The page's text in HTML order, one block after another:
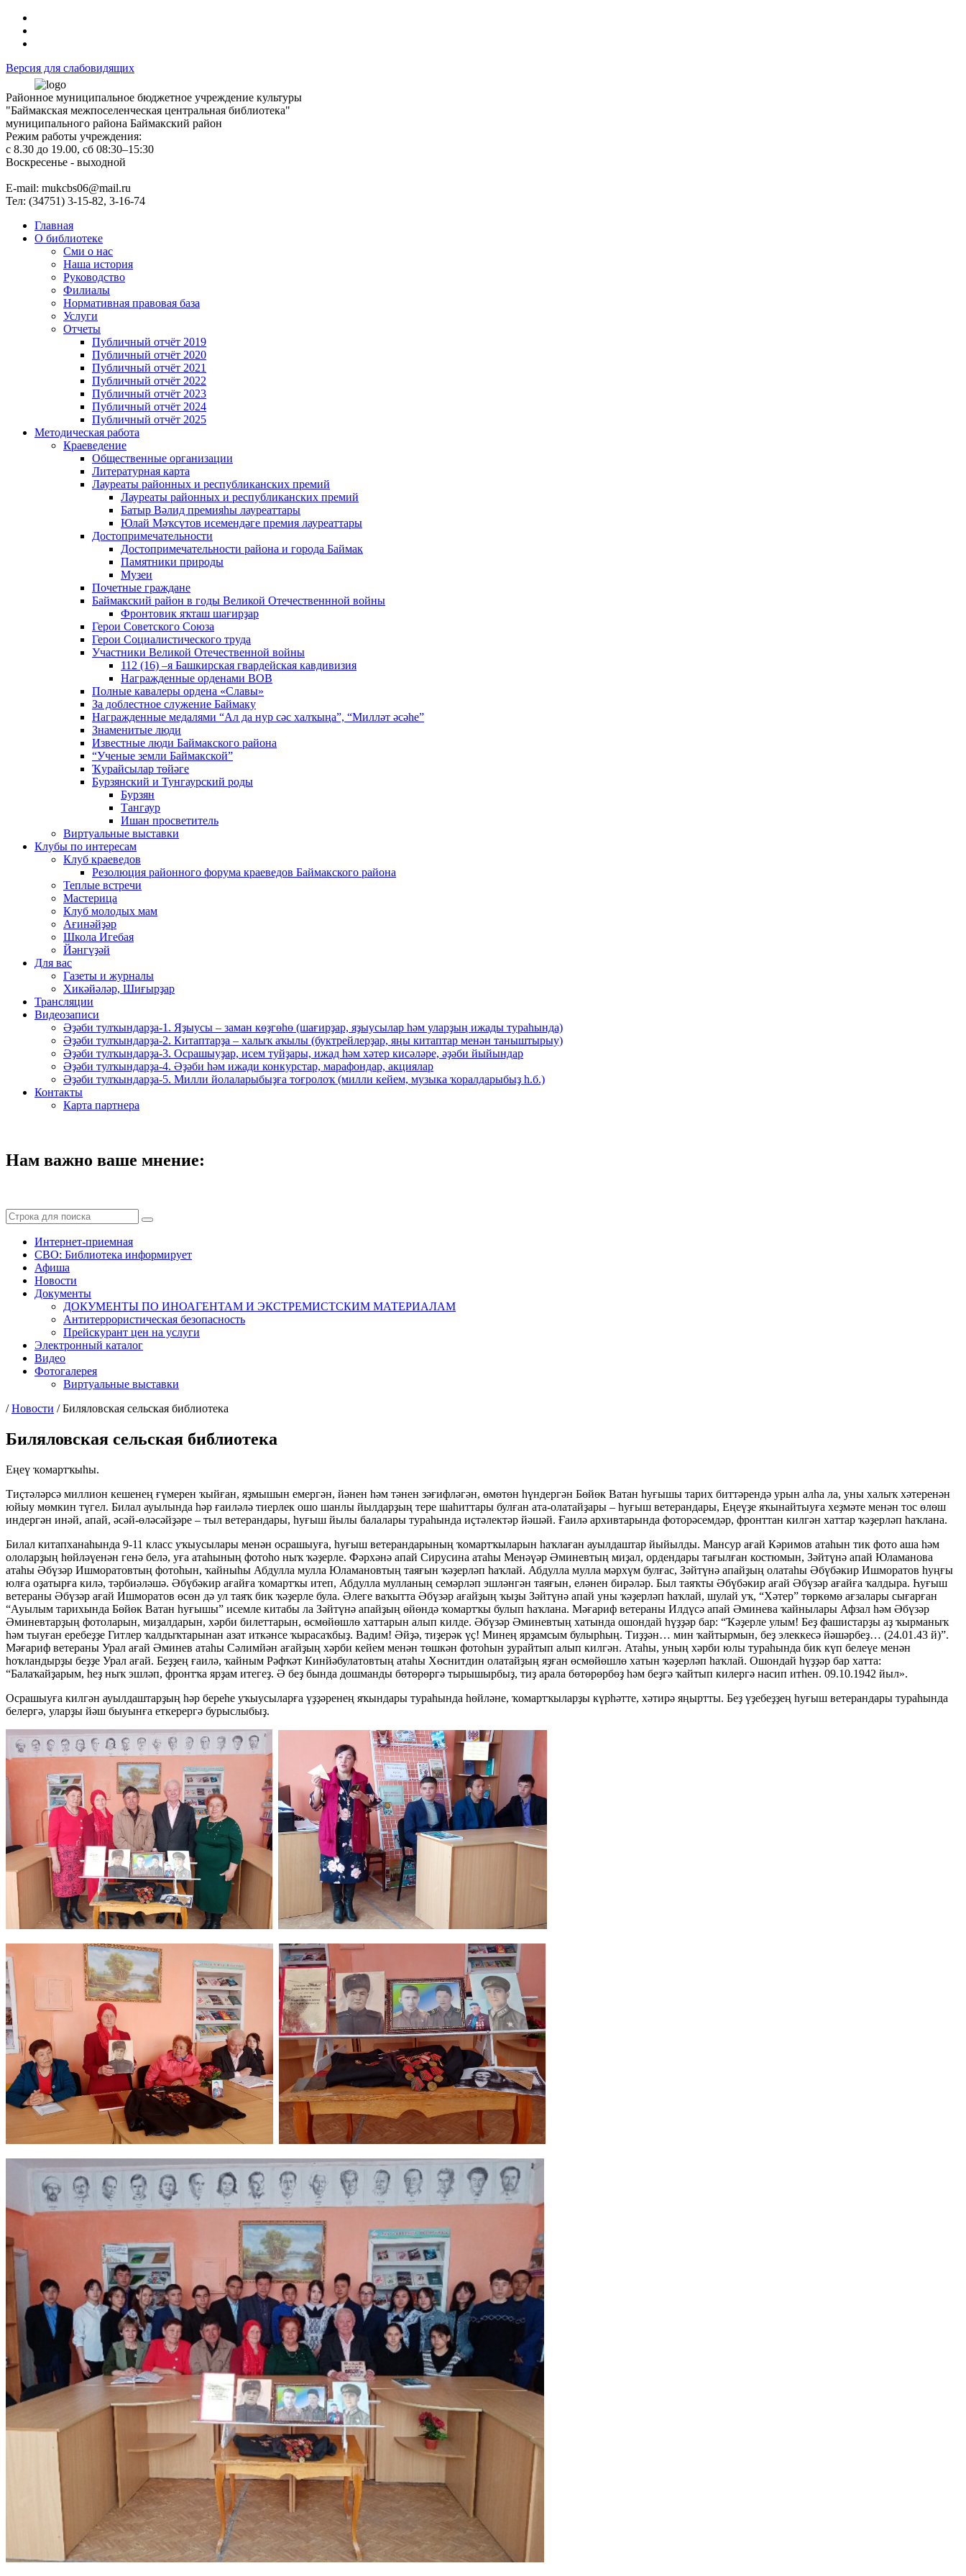
Версия для слабовидящих
Районное муниципальное бюджетное учреждение культуры
"Баймакская межпоселенческая центральная библиотека"
муниципального района Баймакский район
Режим работы учреждения:
с 8.30 до 19.00, сб 08:30–15:30
Воскресенье - выходной
Е-mail: mukcbs06@mail.ru
Тел: (34751) 3-15-82, 3-16-74
Главная
О библиотеке
Сми о нас
Наша история
Руководство
Филиалы
Нормативная правовая база
Услуги
Отчеты
Публичный отчёт 2019
Публичный отчёт 2020
Публичный отчёт 2021
Публичный отчёт 2022
Публичный отчёт 2023
Публичный отчёт 2024
Публичный отчёт 2025
Методическая работа
Краеведение
Общественные организации
Литературная карта
Лауреаты районных и республиканских премий
Лауреаты районных и республиканских премий
Батыр Вәлид премияһы лауреаттары
Юлай Мәҡсүтов исемендәге премия лауреаттары
Достопримечательности
Достопримечательности района и города Баймак
Памятники природы
Музеи
Почетные граждане
Баймакский район в годы Великой Отечественнной войны
Фронтовик яҡташ шағирҙар
Герои Советского Союза
Герои Социалистического труда
Участники Великой Отечественной войны
112 (16) –я Башкирская гвардейская кавдивизия
Награжденные орденами ВОВ
Полные кавалеры ордена «Славы»
За доблестное служение Баймаку
Награжденные медалями “Ал да нур сәс халҡыңа”, “Милләт әсәһе”
Знаменитые люди
Известные люди Баймакского района
“Ученые земли Баймакской”
Ҡурайсылар төйәге
Бурзянский и Тунгаурский роды
Бурзян
Тангаур
Ишан просветитель
Виртуальные выставки
Клубы по интересам
Клуб краеведов
Резолюция районного форума краеведов Баймакского района
Теплые встречи
Мастерица
Клуб молодых мам
Ағинәйҙәр
Школа Игебая
Йәнгүҙәй
Для вас
Газеты и журналы
Хикәйәләр, Шиғырҙар
Трансляции
Видеозаписи
Әҙәби тулҡындарҙа-1. Яҙыусы – заман көҙгөһө (шағирҙар, яҙыусылар һәм уларҙың ижады тураһында)
Әҙәби тулҡындарҙа-2. Китаптарҙа – халыҡ аҡылы (буктрейлерҙар, яңы китаптар менән таныштырыу)
Әҙәби тулҡындарҙа-3. Осрашыуҙар, исем туйҙары, ижад һәм хәтер кисәләре, әҙәби йыйындар
Әҙәби тулҡындарҙа-4. Әҙәби һәм ижади конкурстар, марафондар, акциялар
Әҙәби тулҡындарҙа-5. Милли йолаларыбыҙға тоғролоҡ (милли кейем, музыка ҡоралдарыбыҙ һ.б.)
Контакты
Карта партнера
Нам важно ваше мнение:
Интернет-приемная
СВО: Библиотека информирует
Афиша
Новости
Документы
ДОКУМЕНТЫ ПО ИНОАГЕНТАМ И ЭКСТРЕМИСТСКИМ МАТЕРИАЛАМ
Антитеррористическая безопасность
Прейскурант цен на услуги
Электронный каталог
Видео
Фотогалерея
Виртуальные выставки
/Новости /Биляловская сельская библиотека
Биляловская сельская библиотека
Еңеү ҡомартҡыһы.
Тиҫтәләрсә миллион кешенең ғүмерен ҡыйған, яҙмышын емергән, йәнен һәм тәнен зәғифләгән, өмөтөн һүндергән Бөйөк Ватан һуғышы тарих биттәрендә урын алһа ла, уны халыҡ хәтеренән
юйыу мөмкин түгел. Билал ауылында һәр ғаиләлә тиерлек ошо шанлы йылдарҙың тере шаһиттары булған ата-олатайҙары – һуғыш ветерандары, Еңеүҙе яҡынайтыуға хеҙмәте менән тос өлөш
индергән инәй, апай, әсәй-өләсәйҙәре – тыл ветерандары, һуғыш йылы балалары тураһында иҫтәлектәр йәшәй. Ғаилә архивтарында фоторәсемдәр, фронттан килгән хаттар ҡәҙерләп һаҡлана.
Билал китапханаһында 9-11 класс уҡыусылары менән осрашыуға, һуғыш ветерандарының ҡомартҡыларын һаҡлаған ауылдаштар йыйылды. Мансур ағай Кәримов атаһын тик фото аша һәм
ололарҙың һөйләүенән генә белә, уға атаһының фотоһо ныҡ ҡәҙерле. Фәрхәнә апай Сирусина атаһы Менәүәр Әминевтың миҙал, ордендары тағылған костюмын, Зәйтүнә апай Юламанова
атаһы Әбүзәр Ишморатовтың фотоһын, ҡайныһы Абдулла мулла Юламановтың таяғын ҡәҙерләп һаҡлай. Абдулла мулла мәрхүм булғас, Зәйтүнә апайҙың олатаһы Әбүбәкир Ишморатов һуңғы
юлға оҙатырға килә, тәрбиәләшә. Әбүбәкир ағайға ҡомартҡы итеп, Абдулла мулланың семәрләп эшләнгән таяғын, еләнен бирәләр. Был таяҡты Әбүбәкир ағай Әбүзәр ағайға ҡалдыра. Һуғыш
ветераны Әбүзәр ағай Ишморатов өсөн дә ул таяҡ бик ҡәҙерле була. Әлеге ваҡытта Әбүзәр ағайҙың ҡыҙы Зәйтүнә апай уны ҡәҙерләп һаҡлай, шулай уҡ, “Хәтер” төркөмө ағзалары сығарған
“Ауылым тарихында Бөйөк Ватан һуғышы” исемле китабы ла Зәйтүнә апайҙың өйөндә ҡомартҡы булып һаҡлана. Мәғариф ветераны Илдүсә апай Әминева ҡайнылары Афзал һәм Әбүзәр
Әминевтарҙың фотоларын, миҙалдарын, хәрби билеттарын, өсмөйөшлө хаттарын алып килде. Әбүзәр Әминевтың хатында ошондай һүҙҙәр бар: “Ҡәҙерле улым! Беҙ фашистарҙы аҙ ҡырманыҡ
һәм тыуған еребеҙҙе Гитлер ҡалдыҡтарынан азат иткәнсе ҡырасаҡбыҙ. Вадим! Әйҙә, тиҙерәк үҫ! Минең ярҙамсым булырһың. Тиҙҙән… мин ҡайтырмын, беҙ элеккесә йәшәрбеҙ… (24.01.43 й)”.
Мәғариф ветераны Урал ағай Әминев атаһы Сәлимйән ағайҙың хәрби кейем менән төшкән фотоһын ҙурайтып алып килгән. Атаһы, уның хәрби юлы тураһында бик күп белеүе менән
һоҡландырҙы беҙҙе Урал ағай. Беҙҙең ғаилә, ҡайным Рәфҡәт Кинйәбулатовтың атаһы Хөснитдин олатайҙың яҙған өсмөйөшлө хатын ҡәҙерләп һаҡлай. Ошондай һүҙҙәр бар хатта:
“Балаҡайҙарым, һеҙ ныҡ эшләп, фронтҡа ярҙам итегеҙ. Ә беҙ бында дошманды бөтөрөргә тырышырбыҙ, тиҙ арала бөтөрөрбөҙ һәм беҙгә ҡайтып килергә насип итһен. 09.10.1942 йыл».
Осрашыуға килгән ауылдаштарҙың һәр береһе уҡыусыларға үҙҙәренең яҡындары тураһында һөйләне, ҡомартҡыларҙы күрһәтте, хәтирә яңыртты. Беҙ үҙебеҙҙең һуғыш ветерандары тураһында
белергә, уларҙы йәш быуынға еткерергә бурыслыбыҙ.